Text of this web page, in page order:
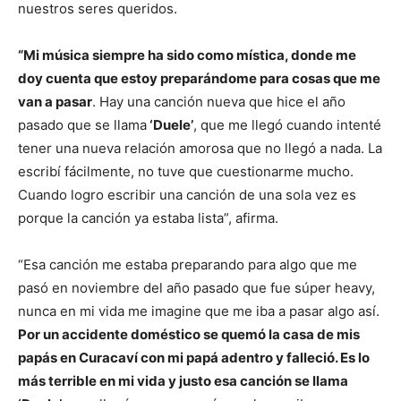
nuestros seres queridos.
“Mi música siempre ha sido como mística, donde me
doy cuenta que estoy preparándome para cosas que me
van a pasar. Hay una canción nueva que hice el año
pasado que se llama‘Duele’, que me llegó cuando intenté
tener una nueva relación amorosa que no llegó a nada. La
escribí fácilmente, no tuve que cuestionarme mucho.
Cuando logro escribir una canción de una sola vez es
porque la canción ya estaba lista”, afirma.
“Esa canción me estaba preparando para algo que me
pasó en noviembre del año pasado que fue súper heavy,
nunca en mi vida me imagine que me iba a pasar algo así.
Por un accidente doméstico se quemó la casa de mis
papás en Curacaví con mi papá adentro y falleció. Es lo
más terrible en mi vida y justo esa canción se llama